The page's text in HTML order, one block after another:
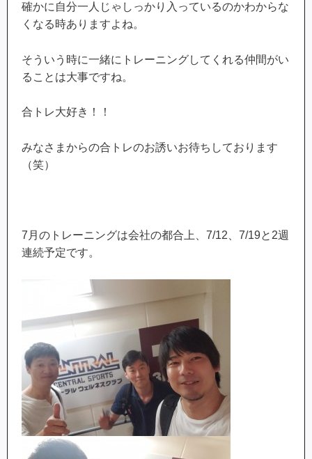
確かに自分一人じゃしっかり入っているのかわからな
くなる時ありますよね。
そういう時に一緒にトレーニングしてくれる仲間がい
ることは大事ですね。
合トレ大好き！！
みなさまからの合トレのお誘いお待ちしております
（笑）
7月のトレーニングは会社の都合上、7/12、7/19と2週
連続予定です。